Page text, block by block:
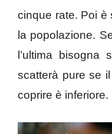
cinque rate. Poi è
la popolazione.
l’ultima bisogna
scatterà pure se
coprire è inferiore.